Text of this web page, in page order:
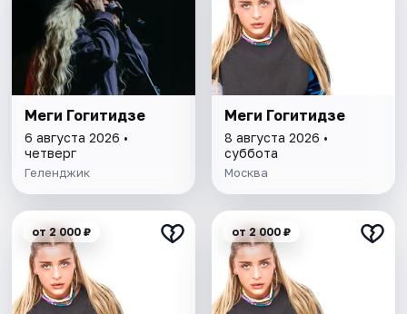
Меги Гогитидзе
6 августа 2026 •
четверг
Геленджик
Меги Гогитидзе
8 августа 2026 •
суббота
Москва
от 2 000 ₽ от 2 000 ₽